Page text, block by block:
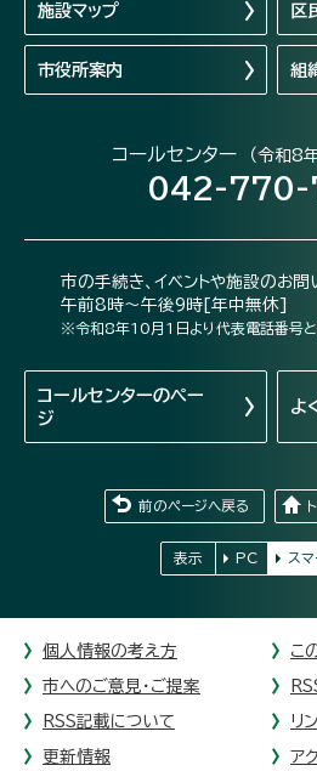
施設マップ 区
市役所案内 組
コールセンター （令和8
042-770-
市の手続き、イベントや施設のお問
午前8時～午後9時[年中無休]
※令和8年10月1日より代表電話番号と
コールセンターのペー
ジ
よ
前のページへ戻る
表示 PC スマ
個人情報の考え方 こ
市へのご意見・ご提案
RSS記載について リ
更新情報 ア